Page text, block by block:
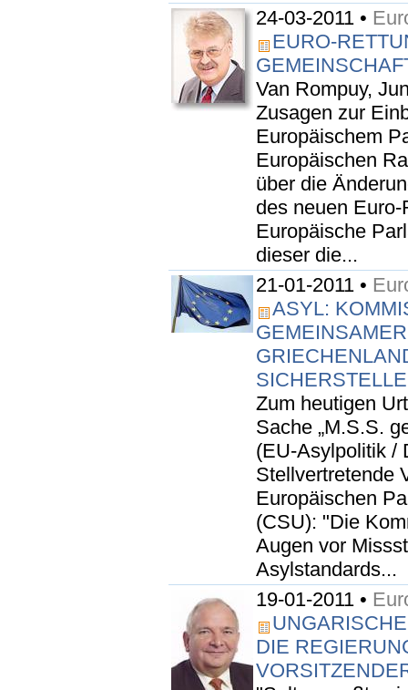
24-03-2011 •
EURO-
Van Rompuy,
Zusagen zur
Europäischem
Europäischen
über die
des neuen
Europäische
dieser die...
21-01-2011 •
ASYL:
Zum heutigen
Sache „M.S.S.
(EU-Asylpolitik /
Stellvertretende
Europäischen
(CSU): "Die
Augen vor
Asylstandards...
19-01-2011 •
DIE